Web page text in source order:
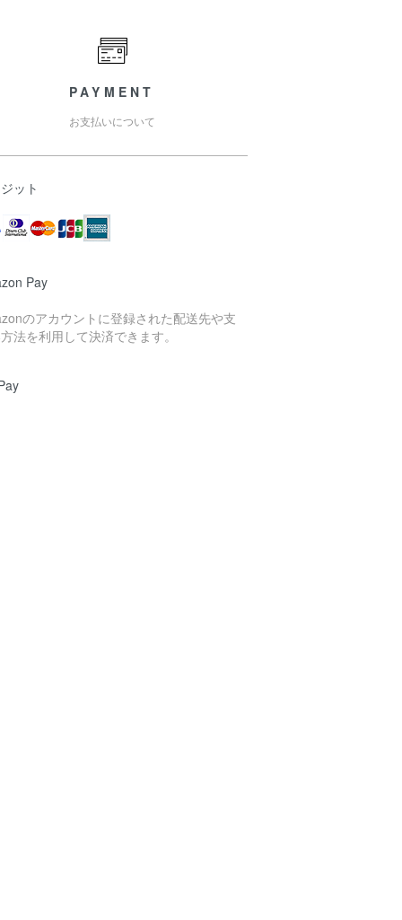
PAYMENT
お支払いについて
ット
Pay
のアカウントに登録された配送先や支
法を利用して決済できます。